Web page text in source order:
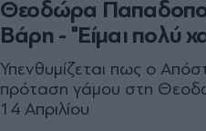
Θεοδώρα
Βάρη - "Είμαι πολύ
Υπενθυμίζεται πως ο
πρόταση γάμου στη
14 Απριλίου